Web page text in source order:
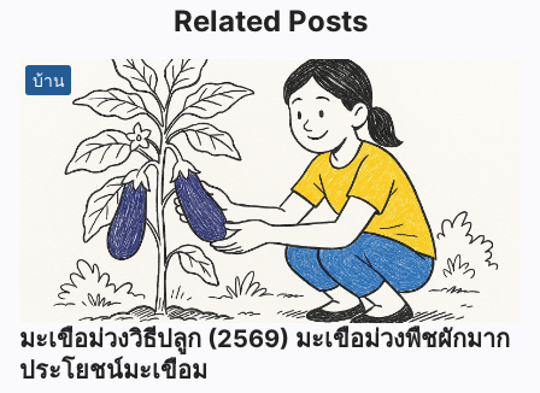
Related Posts
บ้าน
มะเขือม่วงวิธีปลูก (2569) มะเขือม่วงพืชผักมาก
ประโยชน์มะเขือม